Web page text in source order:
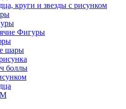
круги и звезды с рисунком
Фигуры
шары
боллы